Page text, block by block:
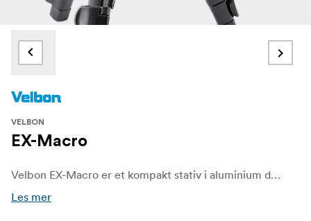
VELBON
EX-Macro
Velbon EX-Macro er et kompakt stativ i aluminium designet for nærbildefotografering og video. Den lette konstruksjonen og det 3-veis pan-tilt-hodet gir pålitelig støtte og enkel justering for presist detaljarbeid.
Les mer